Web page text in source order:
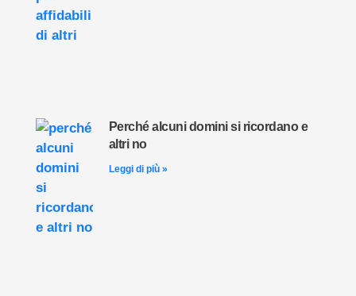
Perché alcuni domini si ricordano e
altri no
Leggi di più »